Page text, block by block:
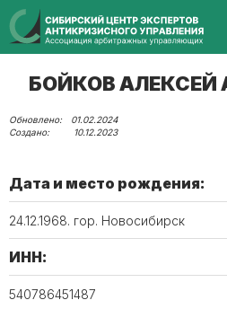
БОЙКОВ АЛЕКСЕЙ
01.02.2024
10.12.2023
Дата и место рождения:
24.12.1968. гор. Новосибирск
ИНН:
540786451487